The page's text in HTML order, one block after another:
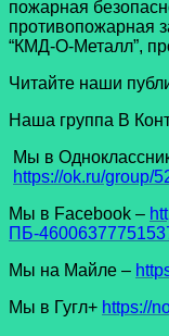
пожарная
противопожарная
“КМД-О-Металл”,
Читайте наши
Наша группа В
Мы в
https://ok.ru/group/
Мы в Facеbook –
ПБ-
Мы на Майле –
Мы в Гугл+ https://